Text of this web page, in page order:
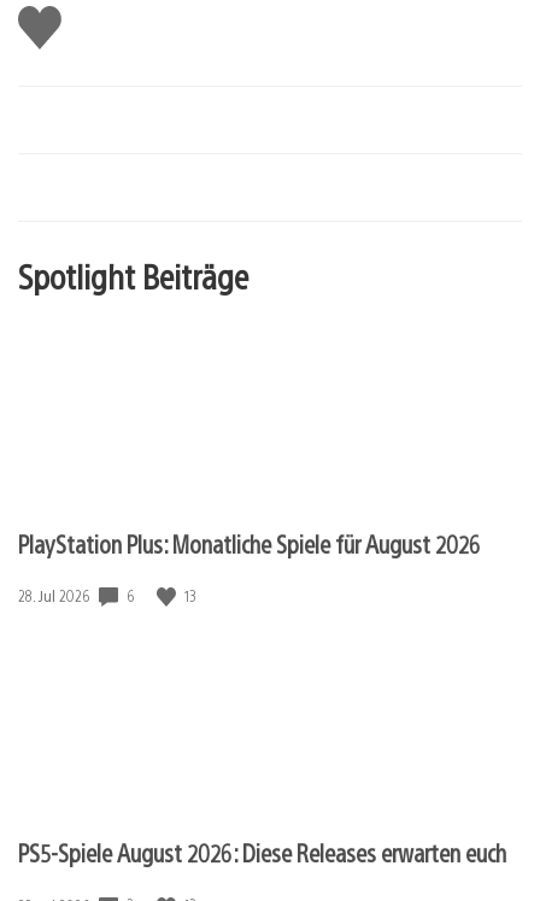
Gefällt
mir
Spotlight Beiträge
PlayStation Plus: Monatliche Spiele für August 2026
Veröffentlichungsdatum:
28. Jul 2026 6 13
PS5-Spiele August 2026: Diese Releases erwarten euch